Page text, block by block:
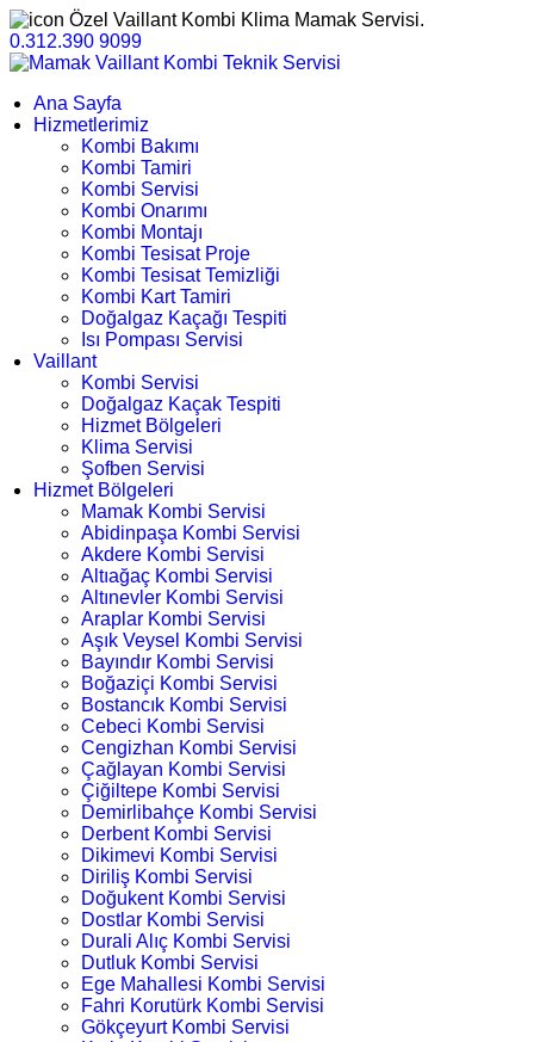
Özel Vaillant Kombi Klima Mamak Servisi.
0.312.390 9099
Ana Sayfa
Hizmetlerimiz
Kombi Bakımı
Kombi Tamiri
Kombi Servisi
Kombi Onarımı
Kombi Montajı
Kombi Tesisat Proje
Kombi Tesisat Temizliği
Kombi Kart Tamiri
Doğalgaz Kaçağı Tespiti
Isı Pompası Servisi
Vaillant
Kombi Servisi
Doğalgaz Kaçak Tespiti
Hizmet Bölgeleri
Klima Servisi
Şofben Servisi
Hizmet Bölgeleri
Mamak Kombi Servisi
Abidinpaşa Kombi Servisi
Akdere Kombi Servisi
Altıağaç Kombi Servisi
Altınevler Kombi Servisi
Araplar Kombi Servisi
Aşık Veysel Kombi Servisi
Bayındır Kombi Servisi
Boğaziçi Kombi Servisi
Bostancık Kombi Servisi
Cebeci Kombi Servisi
Cengizhan Kombi Servisi
Çağlayan Kombi Servisi
Çiğiltepe Kombi Servisi
Demirlibahçe Kombi Servisi
Derbent Kombi Servisi
Dikimevi Kombi Servisi
Diriliş Kombi Servisi
Doğukent Kombi Servisi
Dostlar Kombi Servisi
Durali Alıç Kombi Servisi
Dutluk Kombi Servisi
Ege Mahallesi Kombi Servisi
Fahri Korutürk Kombi Servisi
Gökçeyurt Kombi Servisi